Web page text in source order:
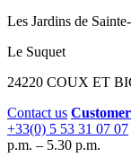
Les Jardins de
Le Suquet
24220 COUX ET
Contact us
+33(0) 5 53 31 07 07
p.m. – 5.30 p.m.